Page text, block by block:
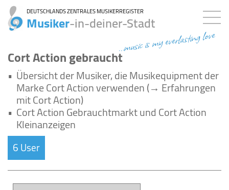
DEUTSCHLANDS ZENTRALES MUSIKERREGISTER
Musiker-in-deiner-Stadt
...music is my everlasting love
Cort Action gebraucht
• Übersicht der Musiker, die Musikequipment der
Marke Cort Action verwenden (→ Erfahrungen
mit Cort Action)
• Cort Action Gebrauchtmarkt und Cort Action
Kleinanzeigen
6 User